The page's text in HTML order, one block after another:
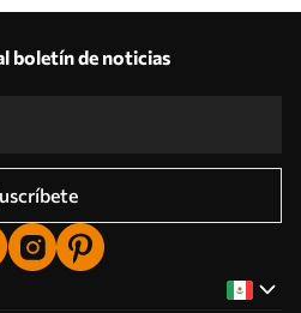
boletín de noticias